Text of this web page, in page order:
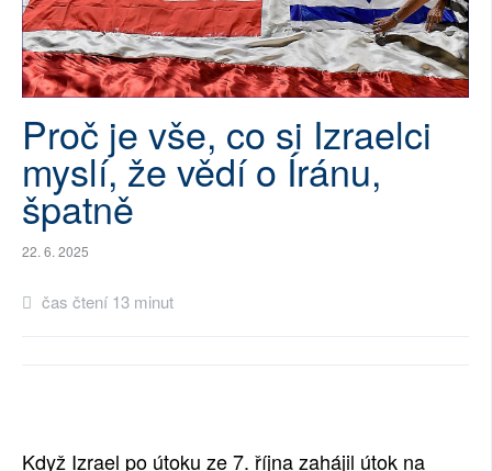
AUTOŘI
PŘÍSPĚVKY NA PROVOZ
SOCIÁLNÍ SÍTĚ
RUBRIKY
Proč je vše, co si Izraelci
myslí, že vědí o Íránu,
špatně
22. 6. 2025
čas čtení 13 minut
Když Izrael po útoku ze 7. října zahájil útok na